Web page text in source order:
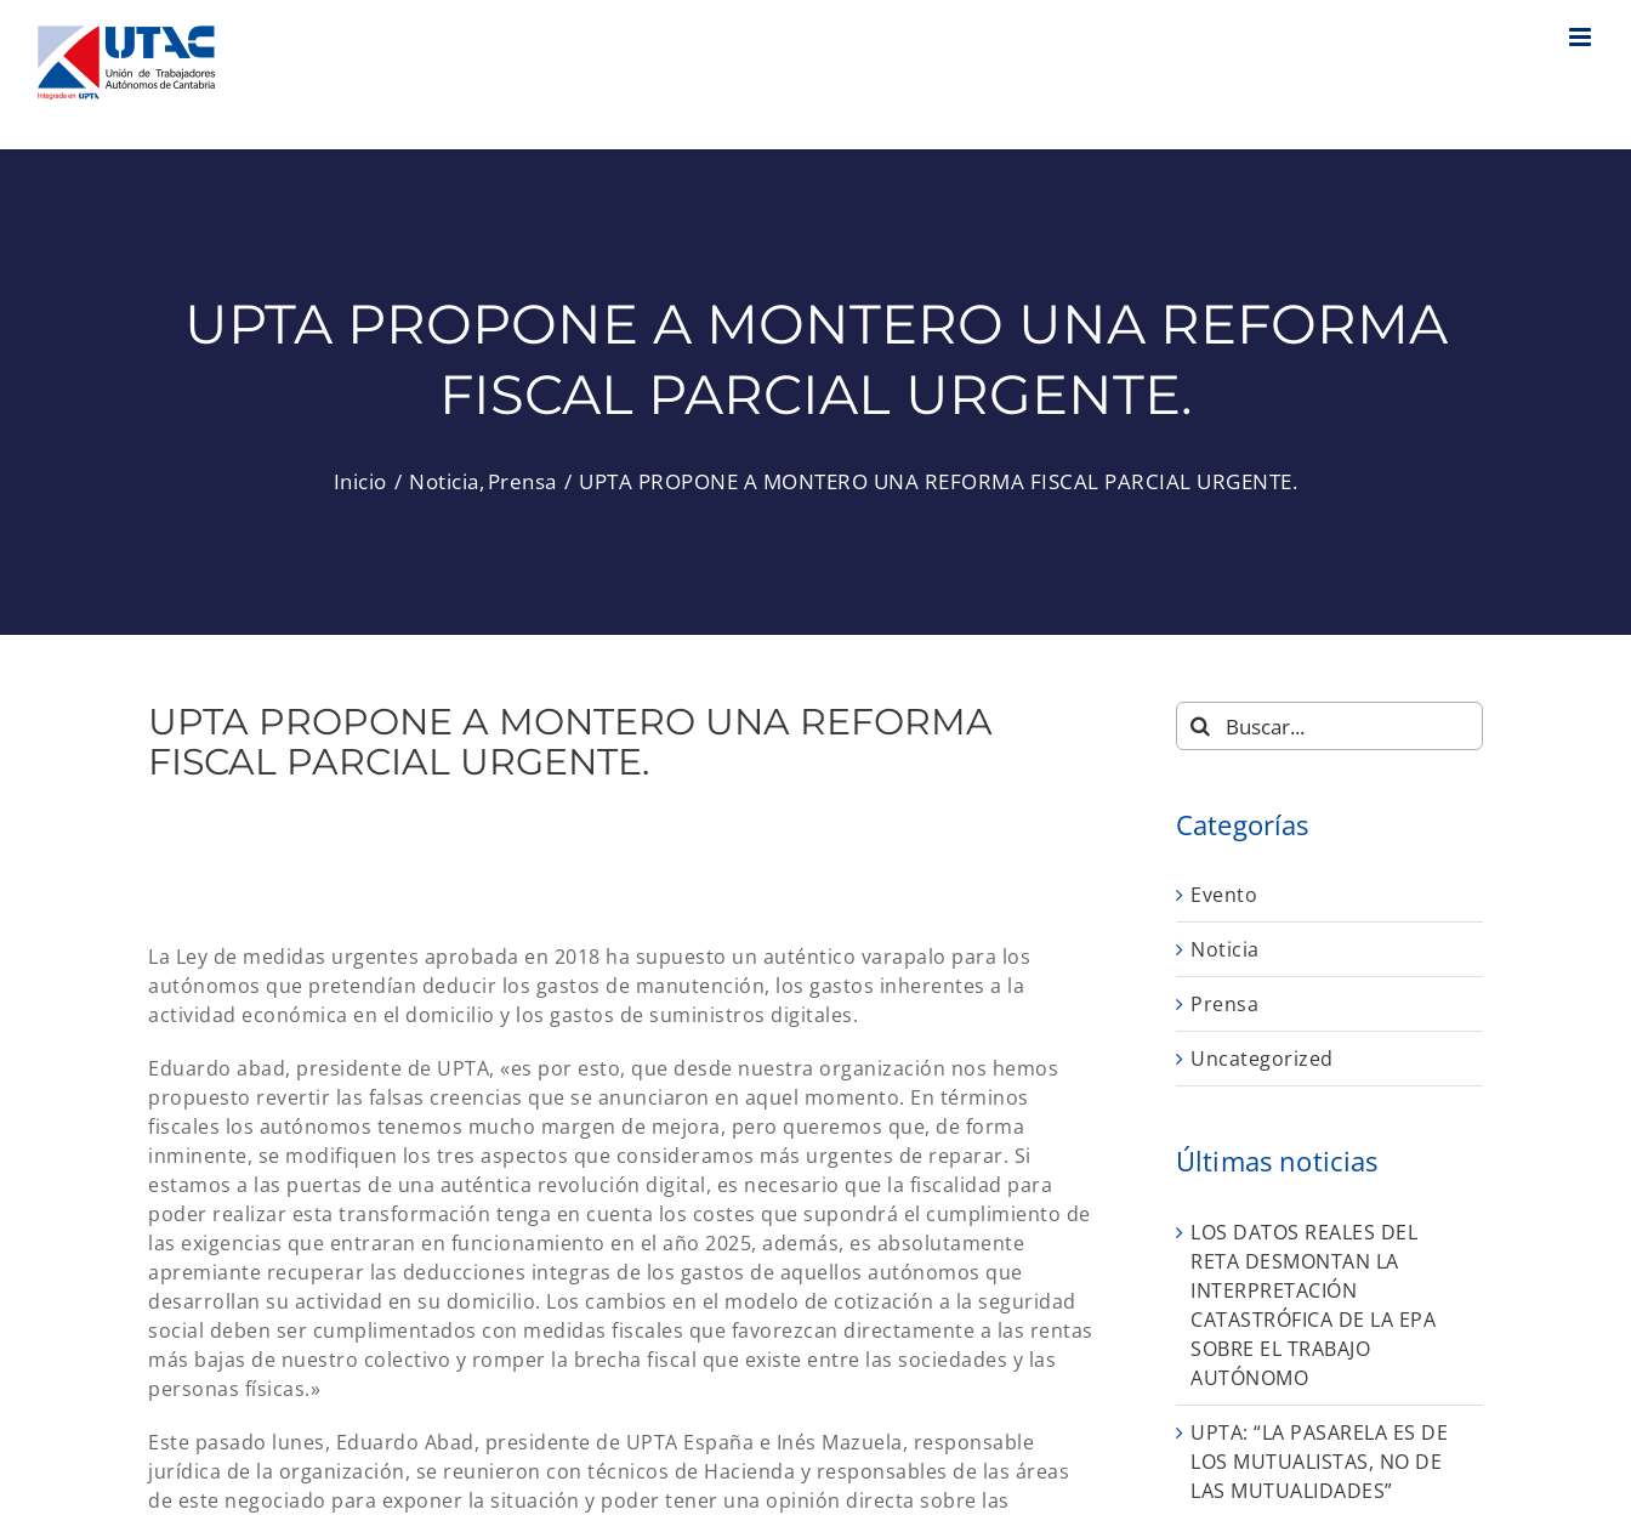
contenido
UPTA PROPONE A MONTERO UNA REFORMA
FISCAL PARCIAL URGENTE.
Inicio Noticia Prensa UPTA PROPONE A MONTERO UNA REFORMA FISCAL PARCIAL URGENTE.
UPTA PROPONE A MONTERO UNA REFORMA
FISCAL PARCIAL URGENTE.
La Ley de medidas urgentes aprobada en 2018 ha supuesto un auténtico varapalo para los
autónomos que pretendían deducir los gastos de manutención, los gastos inherentes a la
actividad económica en el domicilio y los gastos de suministros digitales.
Eduardo abad, presidente de UPTA, «es por esto, que desde nuestra organización nos hemos
propuesto revertir las falsas creencias que se anunciaron en aquel momento. En términos
fiscales los autónomos tenemos mucho margen de mejora, pero queremos que, de forma
inminente, se modifiquen los tres aspectos que consideramos más urgentes de reparar. Si
estamos a las puertas de una auténtica revolución digital, es necesario que la fiscalidad para
poder realizar esta transformación tenga en cuenta los costes que supondrá el cumplimiento de
las exigencias que entraran en funcionamiento en el año 2025, además, es absolutamente
apremiante recuperar las deducciones integras de los gastos de aquellos autónomos que
desarrollan su actividad en su domicilio. Los cambios en el modelo de cotización a la seguridad
social deben ser cumplimentados con medidas fiscales que favorezcan directamente a las rentas
más bajas de nuestro colectivo y romper la brecha fiscal que existe entre las sociedades y las
personas físicas.»
Este pasado lunes, Eduardo Abad, presidente de UPTA España e Inés Mazuela, responsable
jurídica de la organización, se reunieron con técnicos de Hacienda y responsables de las áreas
de este negociado para exponer la situación y poder tener una opinión directa sobre las
Buscar:
Categorías
Evento
Noticia
Prensa
Uncategorized
Últimas noticias
LOS DATOS REALES DEL
RETA DESMONTAN LA
INTERPRETACIÓN
CATASTRÓFICA DE LA EPA
SOBRE EL TRABAJO
AUTÓNOMO
UPTA: “LA PASARELA ES DE
LOS MUTUALISTAS, NO DE
LAS MUTUALIDADES”